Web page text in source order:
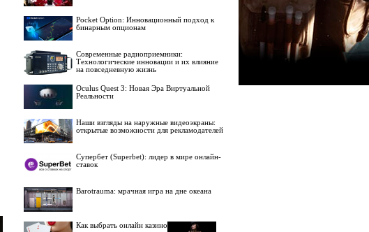
Pocket Option: Инновационный подход к
бинарным опционам
Современные радиоприемники:
Технологические инновации и их влияние
на повседневную жизнь
Oculus Quest 3: Новая Эра Виртуальной
Реальности
Наши взгляды на наружные видеоэкраны:
открытые возможности для рекламодателей
Супербет (Superbet): лидер в мире онлайн-
ставок
Barotrauma: мрачная игра на дне океана
Как выбрать онлайн казино